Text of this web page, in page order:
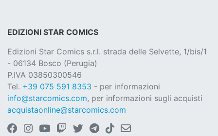
EDIZIONI STAR COMICS
Edizioni Star Comics s.r.l. strada delle Selvette, 1/bis/1
- 06134 Bosco (Perugia)
P.IVA 03850300546
Tel. +39 075 591 8353 - per informazioni
info@starcomics.com, per informazioni sugli acquisti
acquistaonline@starcomics.com